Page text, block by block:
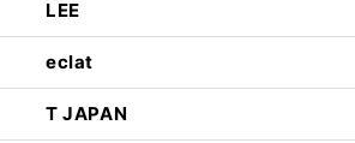
LEE
eclat
T JAPAN